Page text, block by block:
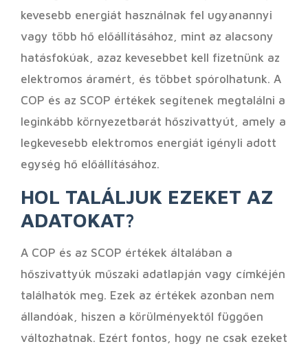
kevesebb energiát használnak fel ugyanannyi
vagy több hő előállításához, mint az alacsony
hatásfokúak, azaz kevesebbet kell fizetnünk az
elektromos áramért, és többet spórolhatunk. A
COP és az SCOP értékek segítenek megtalálni a
leginkább környezetbarát hőszivattyút, amely a
legkevesebb elektromos energiát igényli adott
egység hő előállításához.
HOL TALÁLJUK EZEKET AZ
ADATOKAT?
A COP és az SCOP értékek általában a
hőszivattyúk műszaki adatlapján vagy címkéjén
találhatók meg. Ezek az értékek azonban nem
állandóak, hiszen a körülményektől függően
változhatnak. Ezért fontos, hogy ne csak ezeket